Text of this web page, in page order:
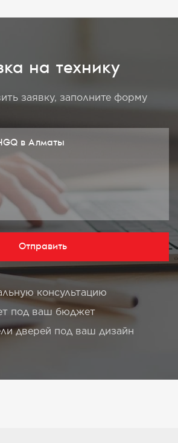
на технику
заявку, заполните форму
Отправить
консультацию
под ваш бюджет
дверей под ваш дизайн